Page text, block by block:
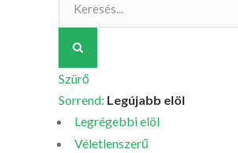
Szürő
Sorrend: Legújabb elöl
Legrégebbi elöl
Véletlenszerű